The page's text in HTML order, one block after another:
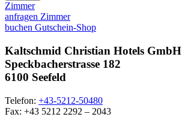
Zimmer
anfragen Zimmer
buchen Gutschein-Shop
Kaltschmid Christian Hotels GmbH
Speckbacherstrasse 182
6100 Seefeld
Telefon: +43-5212-50480
Fax: +43 5212 2292 – 2043